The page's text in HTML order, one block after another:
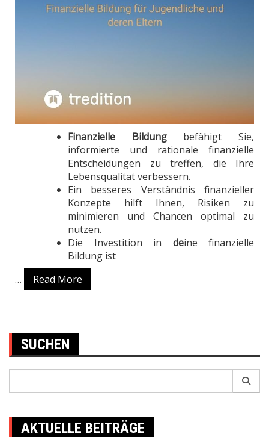
Finanzielle Bildungbefähigt Sie,
informierte und rationale finanzielle
Entscheidungen zu treffen, die Ihre
Lebensqualität verbessern.
Ein besseres Verständnis finanzieller
Konzepte hilft Ihnen, Risiken zu
minimieren und Chancen optimal zu
nutzen.
Die Investition in deine finanzielle
Bildung ist
…
Read More
SUCHEN
AKTUELLE BEITRÄGE